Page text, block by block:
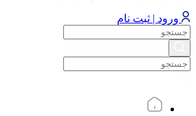
ورود | ثبت نام